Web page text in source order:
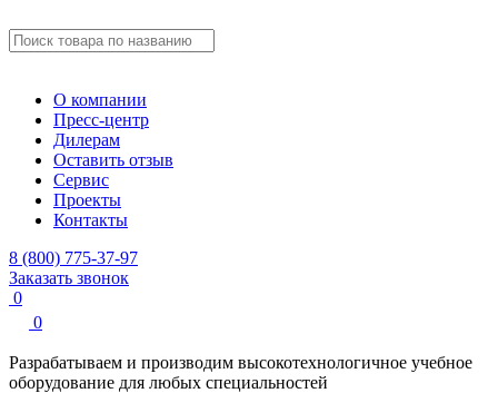
О компании
Пресс-центр
Дилерам
Оставить отзыв
Сервис
Проекты
Контакты
8 (800) 775-37-97
Заказать звонок
0
0
Разрабатываем и производим высокотехнологичное учебное
оборудование для любых специальностей